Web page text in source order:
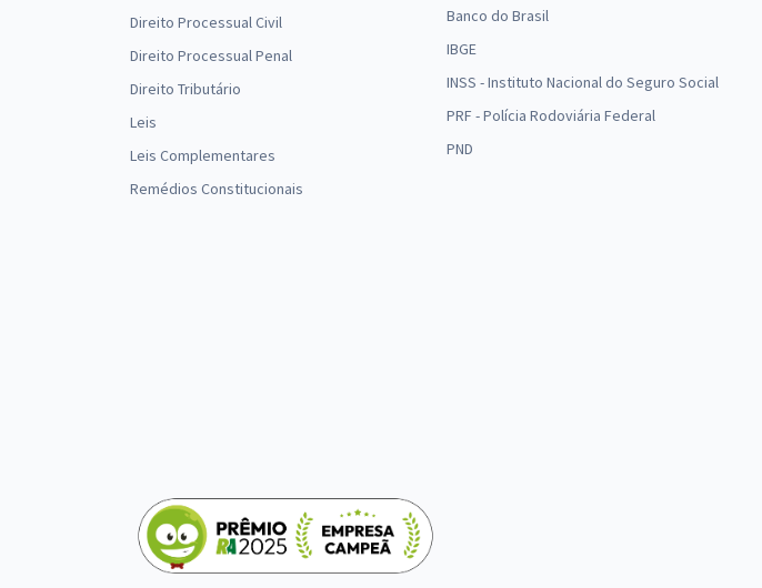
Direito Processual Civil
Direito Processual Penal
Direito Tributário
Leis
Leis Complementares
Remédios Constitucionais
Banco do Brasil
IBGE
INSS - Instituto Nacional do Seguro Social
PRF - Polícia Rodoviária Federal
PND